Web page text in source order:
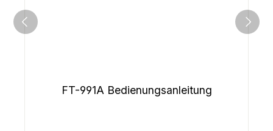
FT-991A Bedienungsanleitung